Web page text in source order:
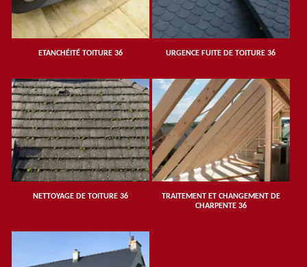
ETANCHÉITÉ TOITURE 36 URGENCE FUITE DE TOITURE 36
NETTOYAGE DE TOITURE 36
TRAITEMENT ET CHANGEMENT DE
CHARPENTE 36